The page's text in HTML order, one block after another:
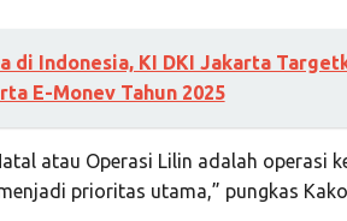
di Indonesia, KI DKI Jakarta
E-Monev Tahun 2025
atau Operasi Lilin adalah operasi
prioritas utama,” pungkas